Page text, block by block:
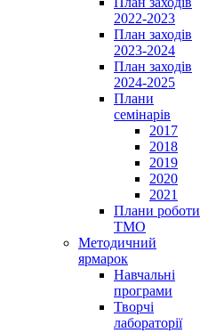
2022-2023
План заходів
2023-2024
План заходів
2024-2025
Плани
семінарів
2017
2018
2019
2020
2021
Плани роботи
ТМО
Методичний
ярмарок
Навчальні
програми
Творчі
лабораторії